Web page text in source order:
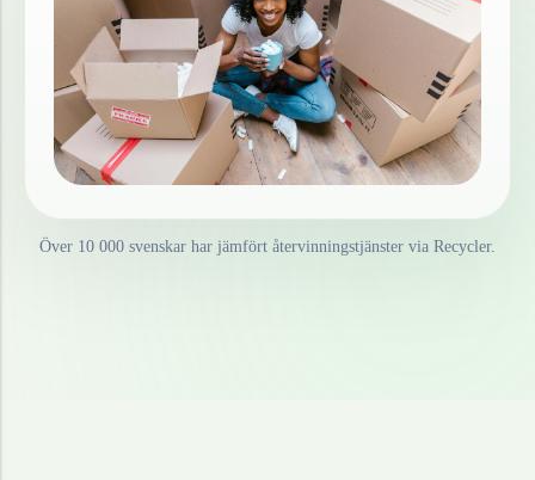
Över 10 000 svenskar har jämfört återvinningstjänster via Recycler.